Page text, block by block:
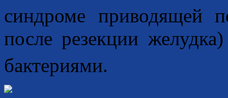
синдроме приводящей
после резекции
бактериями.